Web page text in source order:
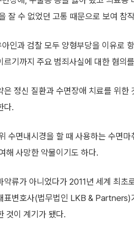
잘 수 없었던 고통 때문으로 보여 참
인과 검찰 모두 양형부당을 이유로
르기까지 주요 범죄사실에 대한 혐의
은 정신 질환과 수면장애 치료를 위
다.
수면내시경을 할 때 사용하는 수면
해 사망한 약물이기도 하다.
약류가 아니었다가 2011년 세계 최
표변호사(법무법인 LKB & Partners)
것이 계기가 됐다.